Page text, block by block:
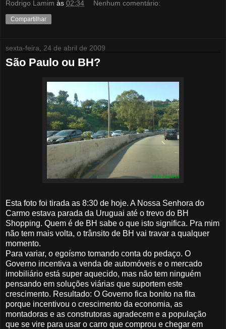
Rodrigo Lamim às 02:34 Nenhum comentário:
Compartilhar
sexta-feira, 24 de abril de 2009
São Paulo ou BH?
Esta foto foi tirada as 8:30 de hoje. A Nossa Senhora do
Carmo estava parada da Uruguai até o trevo do BH
Shopping. Quem é de BH sabe o que isto significa. Pra mim
não tem mais volta, o trânsito de BH vai travar a qualquer
momento.
Para variar, o egoísmo tomando conta do pedaço. O
Governo incentiva a venda de automóveis e o mercado
imobiliário está super aquecido, mas não tem ninguém
pensando em soluções viárias que suportem este
crescimento. Resultado: O Governo fica bonito na fita
porque incentivou o crescimento da economia, as
montadoras e as construtoras agradecem e a população
que se vire para usar o carro que comprou e chegar em